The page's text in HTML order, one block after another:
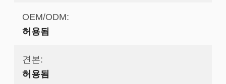
OEM/ODM:
허용됨
견본:
허용됨